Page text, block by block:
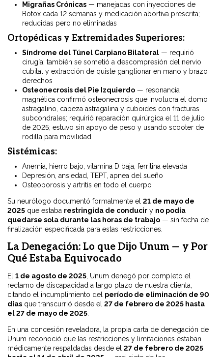
Migrañas Crónicas — manejadas con inyecciones de
Botox cada 12 semanas y medicación abortiva prescrita;
reducidas pero no eliminadas
Ortopédicas y Extremidades Superiores:
Síndrome del Túnel Carpiano Bilateral — requirió
cirugía; también se sometió a descompresión del nervio
cubital y extracción de quiste ganglionar en mano y brazo
derechos
Osteonecrosis del Pie Izquierdo — resonancia
magnética confirmó osteonecrosis que involucra el domo
astragalino, cabeza astragalina y cuboides con fracturas
subcondrales; requirió reparación quirúrgica el 11 de julio
de 2025; estuvo sin apoyo de peso y usando scooter de
rodilla para movilidad
Sistémicas:
Anemia, hierro bajo, vitamina D baja, ferritina elevada
Depresión, ansiedad, TEPT, apnea del sueño
Osteoporosis y artritis en todo el cuerpo
Su neurólogo documentó formalmente el 21 de mayo de
2025 que estaba restringida de conducir y no podía
quedarse sola durante las horas de trabajo — sin fecha de
finalización especificada para estas restricciones.
La Denegación: Lo que Dijo Unum — y Por
Qué Estaba Equivocado
El 1 de agosto de 2025 , Unum denegó por completo el
reclamo de discapacidad a largo plazo de nuestra clienta,
citando el incumplimiento del período de eliminación de 90
días que transcurrió desde el 27 de febrero de 2025 hasta
el 27 de mayo de 2025
En una concesión reveladora, la propia carta de denegación de
Unum reconoció que las restricciones y limitaciones estaban
médicamente respaldadas desde el 27 de febrero de 2025